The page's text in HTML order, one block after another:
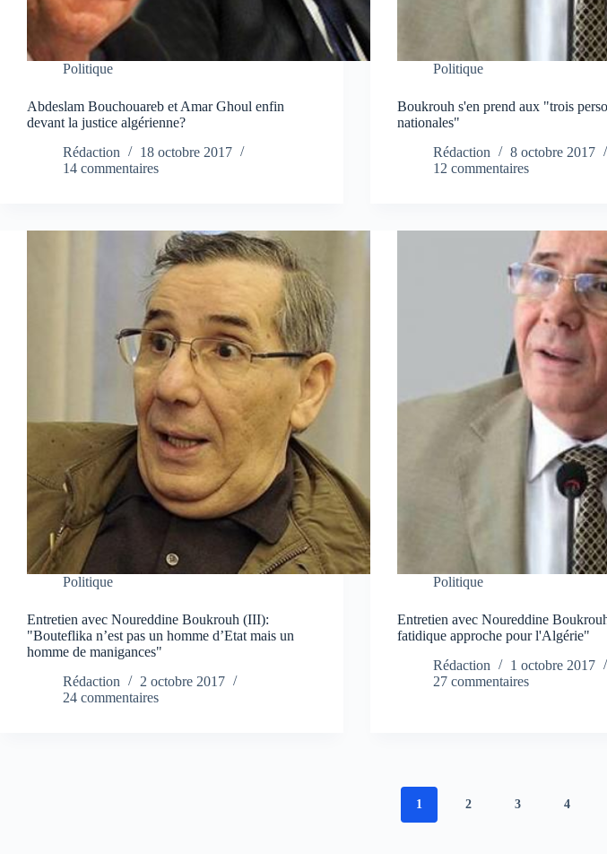
Politique
Abdeslam Bouchouareb et Amar Ghoul enfin
devant la justice algérienne?
Rédaction
18 octobre 2017
14 commentaires
Politique
Boukrouh s'en prend aux "trois
nationales"
Rédaction
8 octobre 2017
12 commentaires
Politique
Entretien avec Noureddine Boukrouh (III):
"Bouteflika n’est pas un homme d’Etat mais un
homme de manigances"
Rédaction
2 octobre 2017
24 commentaires
Politique
Entretien avec Noureddine
fatidique approche pour l'Algérie"
Rédaction
1 octobre 2017
27 commentaires
1 2 3 4